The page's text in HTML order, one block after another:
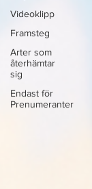
Videoklipp
Framsteg
Arter som
återhämtar
sig
Endast för
Prenumeranter